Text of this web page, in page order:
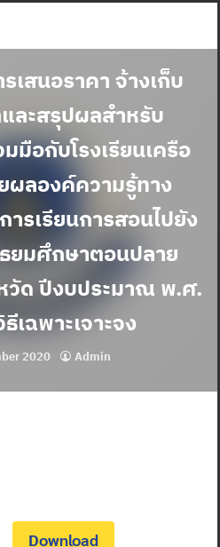
เสนอราคา จ้างเก็บ
ละสรุปผลสำหรับ
มือกับโรงเรียนเครือ
ผลองค์ความรู้ทาง
ารเรียนการสอนไปยัง
ธยมศึกษาตอนปลาย
วัด ปีงบประมาณ พ.ศ.
เฉพาะเจาะจง
2020 Admin
Download